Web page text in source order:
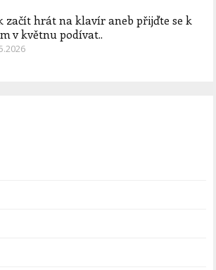
začít hrát na klavír aneb přijďte se k
v květnu podívat..